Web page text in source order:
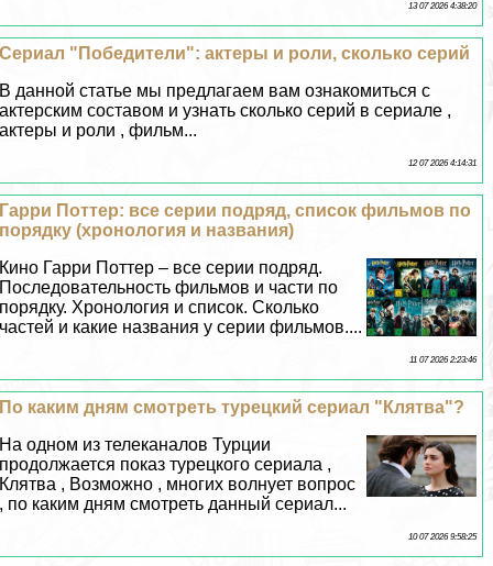
13 07 2026 4:38:20
Сериал "Победители": актеры и роли, сколько серий
В данной статье мы предлагаем вам ознакомиться с
актерским составом и узнать сколько серий в сериале ,
актеры и роли , фильм...
12 07 2026 4:14:31
Гарри Поттер: все серии подряд, список фильмов по
порядку (хронология и названия)
Кино Гарри Поттер – все серии подряд.
Последовательность фильмов и части по
порядку. Хронология и список. Сколько
частей и какие названия у серии фильмов....
11 07 2026 2:23:46
По каким дням смотреть турецкий сериал "Клятва"?
На одном из телеканалов Турции
продолжается показ турецкого сериала ,
Клятва , Возможно , многих волнует вопрос
, по каким дням смотреть данный сериал...
10 07 2026 9:58:25